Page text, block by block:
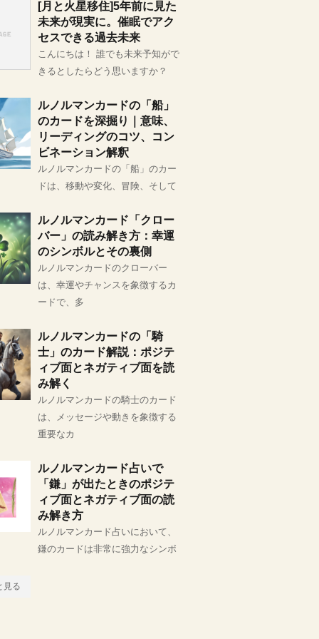
[月と火星移住]5年前に見た
未来が現実に。催眠でアク
セスできる過去未来
こんにちは！ 誰でも未来予知がで
きるとしたらどう思いますか？
ルノルマンカードの「船」
のカードを深掘り｜意味、
リーディングのコツ、コン
ビネーション解釈
ルノルマンカードの「船」のカー
ドは、移動や変化、冒険、そして
ルノルマンカード「クロー
バー」の読み解き方：幸運
のシンボルとその裏側
ルノルマンカードのクローバー
は、幸運やチャンスを象徴するカ
ードで、多
ルノルマンカードの「騎
士」のカード解説：ポジテ
ィブ面とネガティブ面を読
み解く
ルノルマンカードの騎士のカード
は、メッセージや動きを象徴する
重要なカ
ルノルマンカード占いで
「鎌」が出たときのポジテ
ィブ面とネガティブ面の読
み解き方
ルノルマンカード占いにおいて、
鎌のカードは非常に強力なシンボ
見る